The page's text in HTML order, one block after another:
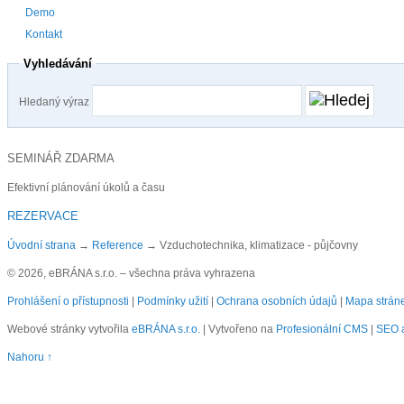
Demo
Kontakt
Vyhledávání
Hledaný výraz
SEMINÁŘ ZDARMA
Efektivní plánování úkolů a času
REZERVACE
Úvodní strana → Reference → Vzduchotechnika, klimatizace - půjčovny
© 2026, eBRÁNA s.r.o. – všechna práva vyhrazena
Prohlášení o přístupnosti Podmínky užití Ochrana osobních údajů Mapa
Webové stránky vytvořila eBRÁNA s.r.o. | Vytvořeno na Profesionální CMS SEO
Nahoru ↑